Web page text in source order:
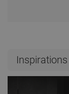
Inspirations